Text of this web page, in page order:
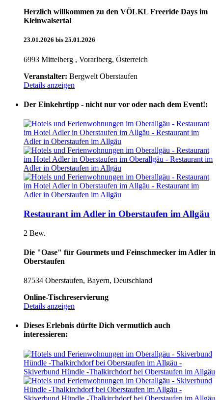
Herzlich willkommen zu den VÖLKL Freeride Days im
Kleinwalsertal
23.01.2026 bis 25.01.2026
6993 Mittelberg , Vorarlberg, Österreich
Veranstalter: Bergwelt Oberstaufen
Details anzeigen
Der Einkehrtipp - nicht nur vor oder nach dem Event!:
Restaurant im Adler in Oberstaufen im Allgäu
2 Bew.
Die "Oase" für Gourmets und Feinschmecker im Adler in
Oberstaufen
87534 Oberstaufen, Bayern, Deutschland
Online-Tischreservierung
Details anzeigen
Dieses Erlebnis dürfte Dich vermutlich auch
interessieren: